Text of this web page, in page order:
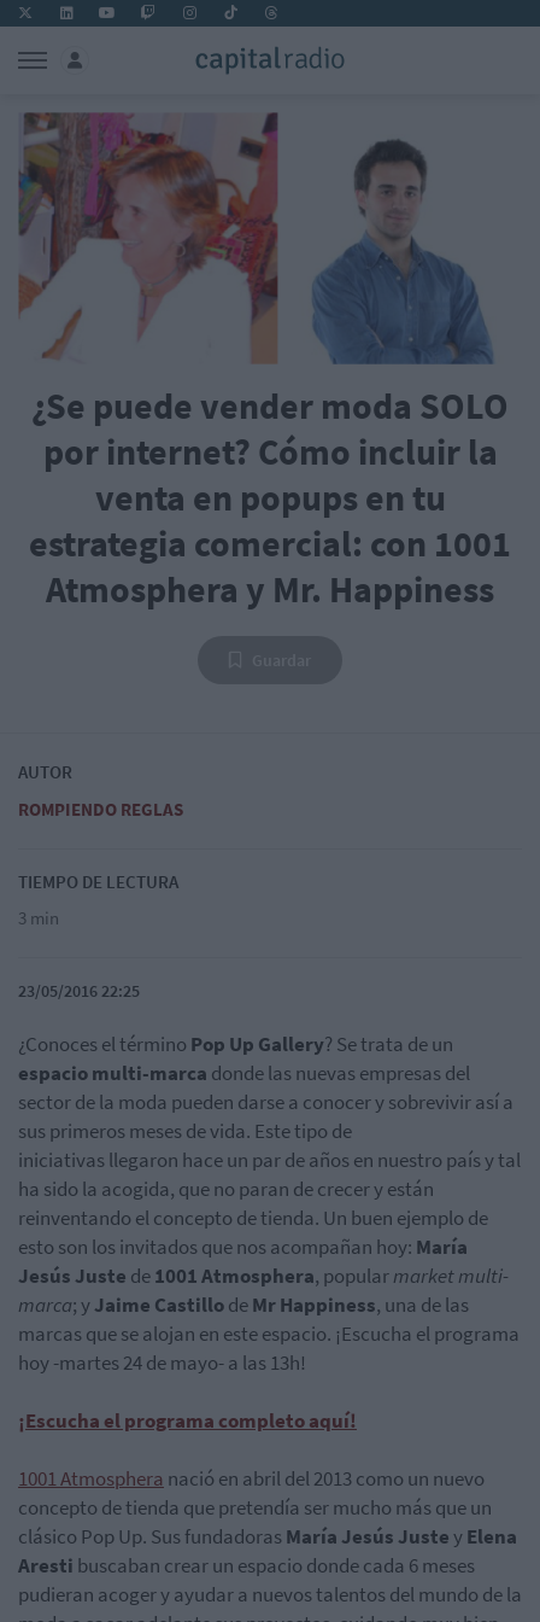
¿Se puede vender moda SOLO
por internet? Cómo incluir la
venta en popups en tu
estrategia comercial: con 1001
Atmosphera y Mr. Happiness
AUTOR
ROMPIENDO REGLAS
TIEMPO DE LECTURA
3 min
23/05/2016 22:25
¿Conoces el término Pop Up Gallery? Se trata de un
espacio multi-marca donde las nuevas empresas del
sector de la moda pueden darse a conocer y sobrevivir así a
sus primeros meses de vida. Este tipo de
iniciativas llegaron hace un par de años en nuestro país y tal
ha sido la acogida, que no paran de crecer y están
reinventando el concepto de tienda. Un buen ejemplo de
esto son los invitados que nos acompañan hoy: María
Jesús Juste de1001 Atmosphera, popularmarket multi-
marca; yJaime CastillodeMr Happiness, una de las
marcas que se alojan en este espacio. ¡Escucha el programa
hoy -martes 24 de mayo- a las 13h!
¡Escucha el programa completo aquí!
1001 Atmosphera nació en abril del 2013 como un nuevo
concepto de tienda que pretendía ser mucho más que un
clásico Pop Up. Sus fundadorasMaría Jesús JusteyElena
Aresti buscaban crear un espacio donde cada 6 meses
pudieran acoger y ayudar a nuevos talentos del mundo de la